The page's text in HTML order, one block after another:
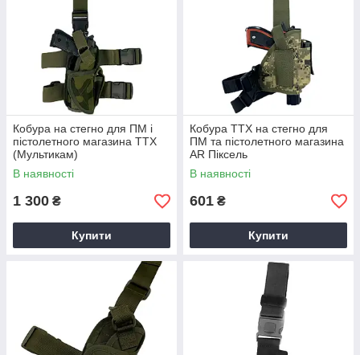
Кобура на стегно для ПМ і
пістолетного магазина TTX
(Мультикам)
В наявності
1 300 ₴
Купити
Кобура TTX на стегно для
ПМ та пістолетного магазина
AR Піксель
В наявності
601 ₴
Купити